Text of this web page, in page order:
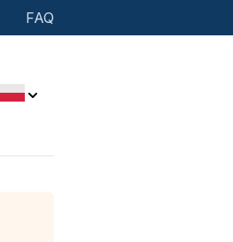
FAQ